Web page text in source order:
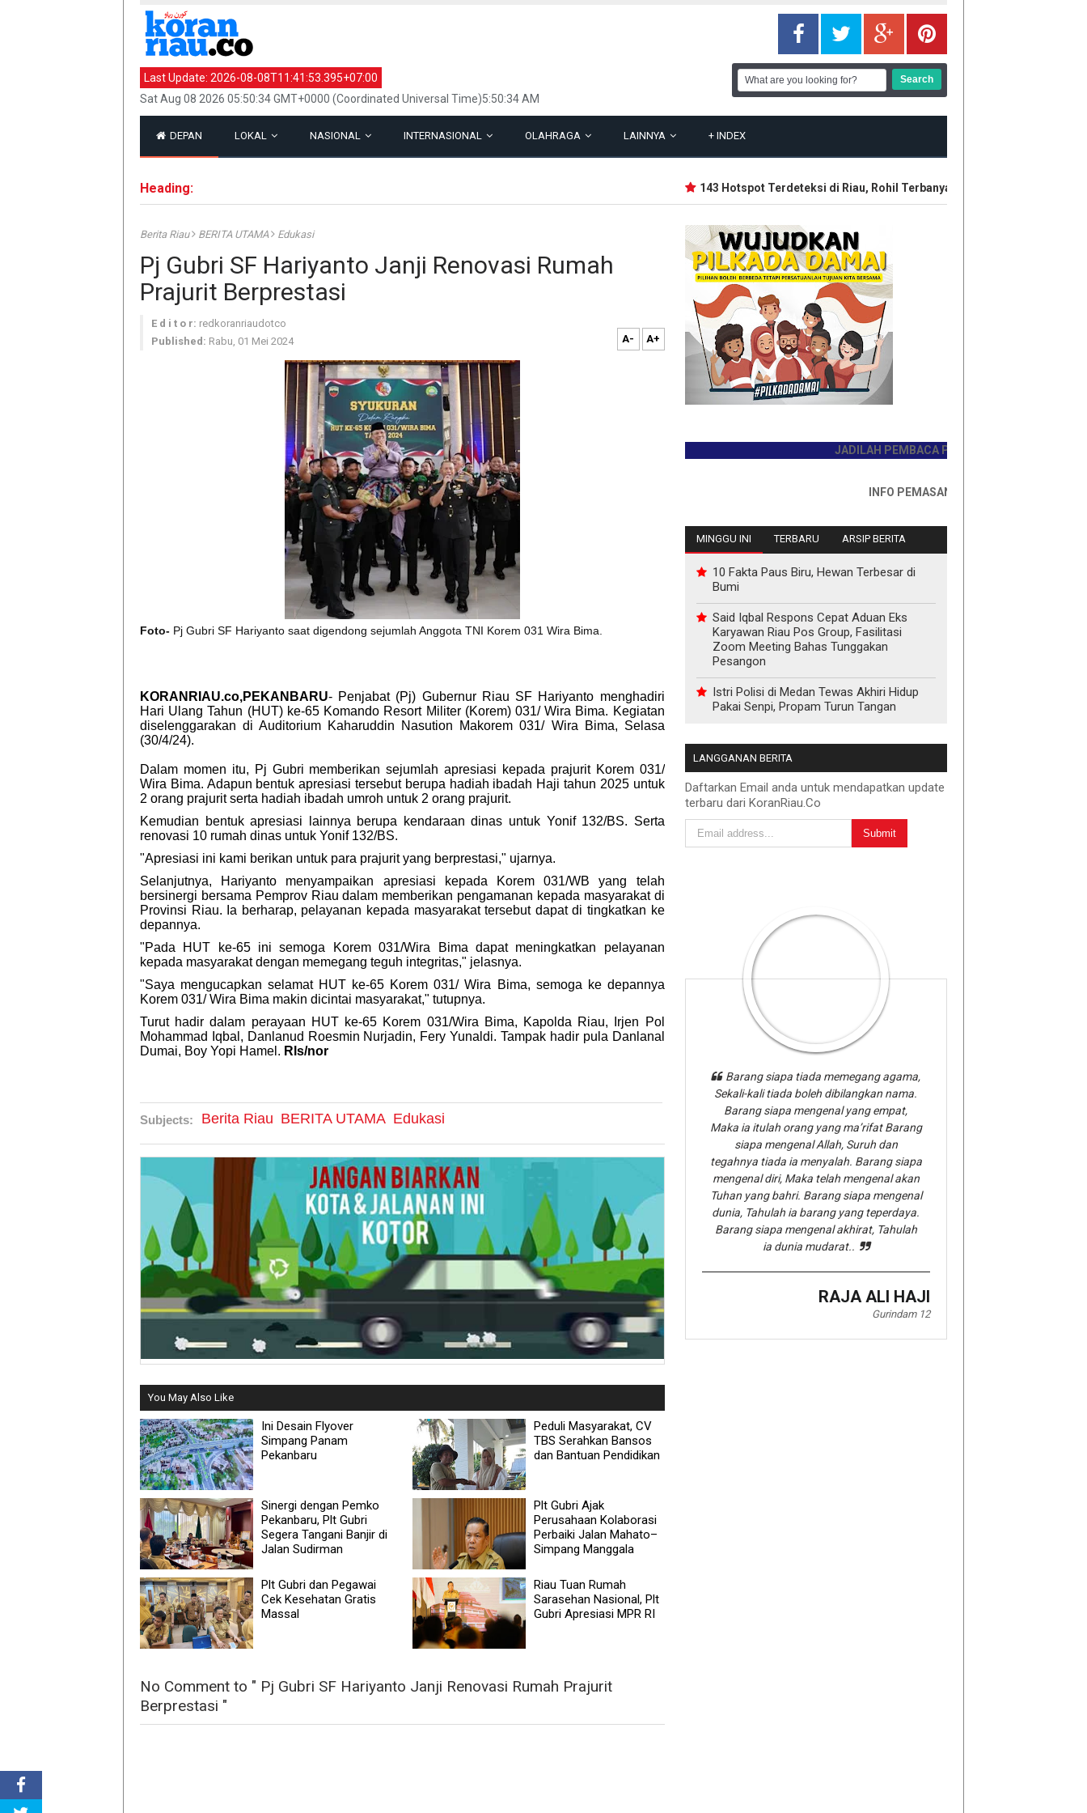
Last Update: 2026-08-08T11:41:53.395+07:00
Sat Aug 08 2026 05:50:34 GMT+0000 (Coordinated Universal Time)5:50:34 AM
DEPAN LOKAL NASIONAL INTERNASIONAL OLAHRAGA LAINNYA + INDEX
Heading: 143 Hotspot Terdeteksi di Riau, Rohil Terbanyak
Berita Riau BERITA UTAMA Edukasi
Pj Gubri SF Hariyanto Janji Renovasi Rumah
Prajurit Berprestasi
E d i t o r: redkoranriaudotco
Published: Rabu, 01 Mei 2024 A- A+
Foto- Pj Gubri SF Hariyanto saat digendong sejumlah Anggota TNI Korem 031 Wira Bima.
KORANRIAU.co,PEKANBARU- Penjabat (Pj) Gubernur Riau SF Hariyanto menghadiri
Hari Ulang Tahun (HUT) ke-65 Komando Resort Militer (Korem) 031/ Wira Bima. Kegiatan
diselenggarakan di Auditorium Kaharuddin Nasution Makorem 031/ Wira Bima, Selasa
(30/4/24).
Dalam momen itu, Pj Gubri memberikan sejumlah apresiasi kepada prajurit Korem 031/
Wira Bima. Adapun bentuk apresiasi tersebut berupa hadiah ibadah Haji tahun 2025 untuk
2 orang prajurit serta hadiah ibadah umroh untuk 2 orang prajurit.
Kemudian bentuk apresiasi lainnya berupa kendaraan dinas untuk Yonif 132/BS. Serta
renovasi 10 rumah dinas untuk Yonif 132/BS.
"Apresiasi ini kami berikan untuk para prajurit yang berprestasi," ujarnya.
Selanjutnya, Hariyanto menyampaikan apresiasi kepada Korem 031/WB yang telah
bersinergi bersama Pemprov Riau dalam memberikan pengamanan kepada masyarakat di
Provinsi Riau. Ia berharap, pelayanan kepada masyarakat tersebut dapat di tingkatkan ke
depannya.
"Pada HUT ke-65 ini semoga Korem 031/Wira Bima dapat meningkatkan pelayanan
kepada masyarakat dengan memegang teguh integritas," jelasnya.
"Saya mengucapkan selamat HUT ke-65 Korem 031/ Wira Bima, semoga ke depannya
Korem 031/ Wira Bima makin dicintai masyarakat," tutupnya.
Turut hadir dalam perayaan HUT ke-65 Korem 031/Wira Bima, Kapolda Riau, Irjen Pol
Mohammad Iqbal, Danlanud Roesmin Nurjadin, Fery Yunaldi. Tampak hadir pula Danlanal
Dumai, Boy Yopi Hamel. Rls/nor
Subjects: Berita Riau BERITA UTAMA Edukasi
You May Also Like
Ini Desain Flyover
Simpang Panam
Pekanbaru
Peduli Masyarakat, CV
TBS Serahkan Bansos
dan Bantuan Pendidikan
Sinergi dengan Pemko
Pekanbaru, Plt Gubri
Segera Tangani Banjir di
Jalan Sudirman
Plt Gubri Ajak
Perusahaan Kolaborasi
Perbaiki Jalan Mahato–
Simpang Manggala
Plt Gubri dan Pegawai
Cek Kesehatan Gratis
Massal
Riau Tuan Rumah
Sarasehan Nasional, Plt
Gubri Apresiasi MPR RI
No Comment to " Pj Gubri SF Hariyanto Janji Renovasi Rumah Prajurit
Berprestasi "
JADILAH PEMBACA PERTAMA HARI INI
INFO PEMASANGAN IKLAN HUB : 0811767335
MINGGU INI TERBARU ARSIP BERITA
10 Fakta Paus Biru, Hewan Terbesar di
Bumi
Said Iqbal Respons Cepat Aduan Eks
Karyawan Riau Pos Group, Fasilitasi
Zoom Meeting Bahas Tunggakan
Pesangon
Istri Polisi di Medan Tewas Akhiri Hidup
Pakai Senpi, Propam Turun Tangan
LANGGANAN BERITA
Daftarkan Email anda untuk mendapatkan update
terbaru dari KoranRiau.Co
Barang siapa tiada memegang agama,
Sekali-kali tiada boleh dibilangkan nama.
Barang siapa mengenal yang empat,
Maka ia itulah orang yang ma’rifat Barang
siapa mengenal Allah, Suruh dan
tegahnya tiada ia menyalah. Barang siapa
mengenal diri, Maka telah mengenal akan
Tuhan yang bahri. Barang siapa mengenal
dunia, Tahulah ia barang yang teperdaya.
Barang siapa mengenal akhirat, Tahulah
ia dunia mudarat..
RAJA ALI HAJI
Gurindam 12